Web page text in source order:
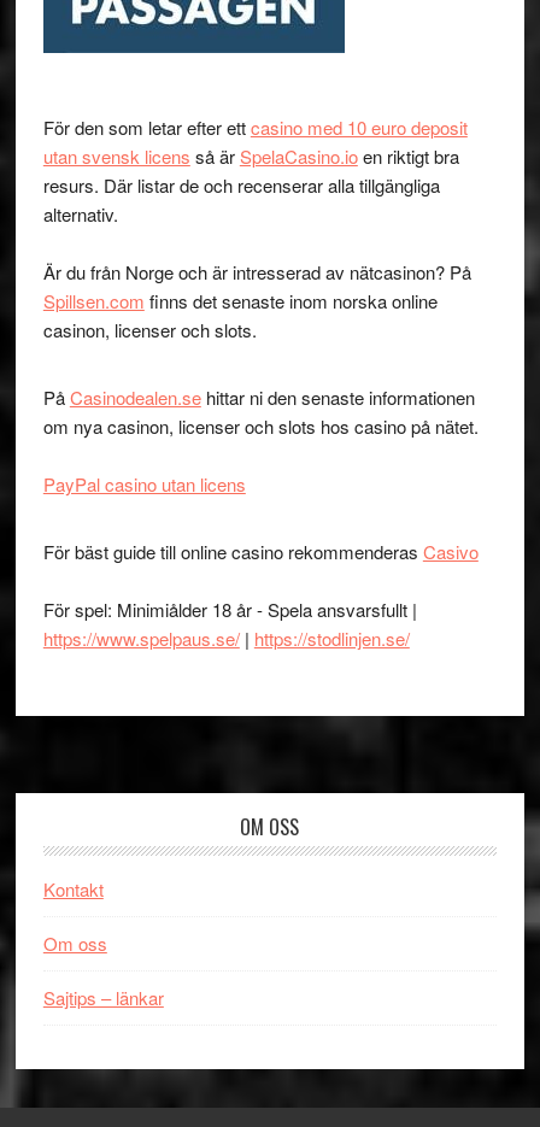
För den som letar efter ettcasino med 10 euro deposit
utan svensk licens så ärSpelaCasino.ioen riktigt bra
resurs. Där listar de och recenserar alla tillgängliga
alternativ.
Är du från Norge och är intresserad av nätcasinon? På
Spillsen.com finns det senaste inom norska online
casinon, licenser och slots.
PåCasinodealen.sehittar ni den senaste informationen
om nya casinon, licenser och slots hos casino på nätet.
PayPal casino utan licens
För bäst guide till online casino rekommenderas Casivo
För spel: Minimiålder 18 år - Spela ansvarsfullt |
https://www.spelpaus.se/| https://stodlinjen.se/
OM OSS
Kontakt
Om oss
Sajtips – länkar